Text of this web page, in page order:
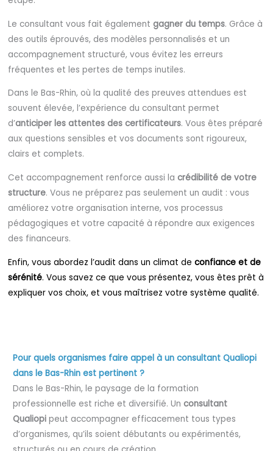
Le consultant vous fait égalementgagner du temps. Grâce à
des outils éprouvés, des modèles personnalisés et un
accompagnement structuré, vous évitez les erreurs
fréquentes et les pertes de temps inutiles.
Dans le Bas-Rhin, où la qualité des preuves attendues est
souvent élevée, l’expérience du consultant permet
d’anticiper les attentes des certificateurs. Vous êtes préparé
aux questions sensibles et vos documents sont rigoureux,
clairs et complets.
Cet accompagnement renforce aussi lacrédibilité de votre
structure. Vous ne préparez pas seulement un audit : vous
améliorez votre organisation interne, vos processus
pédagogiques et votre capacité à répondre aux exigences
des financeurs.
Enfin, vous abordez l’audit dans un climat deconfiance et de
sérénité. Vous savez ce que vous présentez, vous êtes prêt à
expliquer vos choix, et vous maîtrisez votre système qualité.
Pour quels organismes faire appel à un consultant Qualiopi
dans le Bas-Rhin est pertinent ?
Dans le Bas-Rhin, le paysage de la formation
professionnelle est riche et diversifié. Unconsultant
Qualiopi peut accompagner efficacement tous types
d’organismes, qu’ils soient débutants ou expérimentés,